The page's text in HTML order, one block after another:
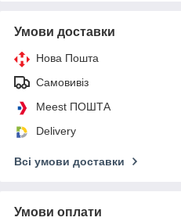
Умови доставки
Нова Пошта
Самовивіз
Meest ПОШТА
Delivery
Всі умови доставки
Умови оплати